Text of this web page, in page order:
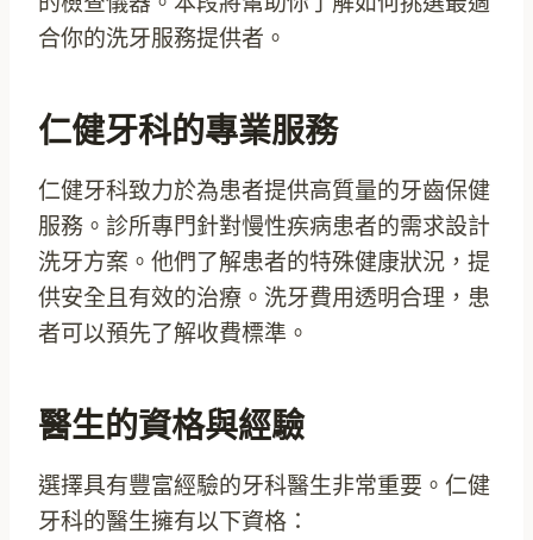
合你的洗牙服務提供者。
仁健牙科的專業服務
仁健牙科致力於為患者提供高質量的牙齒保健
服務。診所專門針對慢性疾病患者的需求設計
洗牙方案。他們了解患者的特殊健康狀況，提
供安全且有效的治療。洗牙費用透明合理，患
者可以預先了解收費標準。
醫生的資格與經驗
選擇具有豐富經驗的牙科醫生非常重要。仁健
牙科的醫生擁有以下資格：